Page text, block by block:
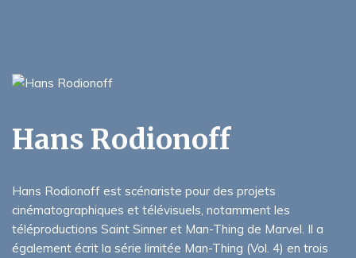
Hans Rodionoff
Hans Rodionoff est scénariste pour des projets
cinématographiques et télévisuels, notamment les
téléproductions Saint Sinner et Man-Thing de Marvel. Il a
également écrit la série limitée Man-Thing (Vol. 4) en trois